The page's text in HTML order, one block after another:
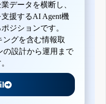
データを横断し、
援するAI Agent機
ジションです。
グを含む情報取
の設計から運用まで